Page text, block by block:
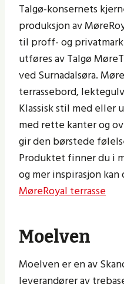
Talgø-konsernets
produksjon av
til proff- og
utføres av Talgø
ved Surnadalsøra.
terrassebord,
Klassisk stil med eller
med rette kanter og
gir den børstede
Produktet finner du i
og mer inspirasjon
MøreRoyal terrasse
Moelven
Moelven er en av